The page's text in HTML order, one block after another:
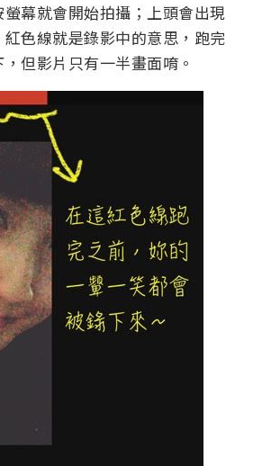
幕就會開始拍攝；上頭會出現
色線就是錄影中的意思，跑完
但影片只有一半畫面唷。